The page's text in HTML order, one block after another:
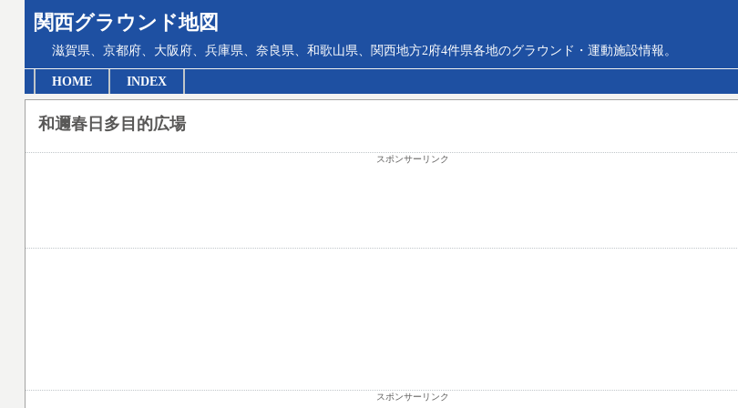
関西グラウンド地図
滋賀県、京都府、大阪府、兵庫県、奈良県、和歌山県、関西地方2府4件県各地のグラウンド・運動施設情報。
HOME INDEX
和邇春日多目的広場
スポンサーリンク
スポンサーリンク